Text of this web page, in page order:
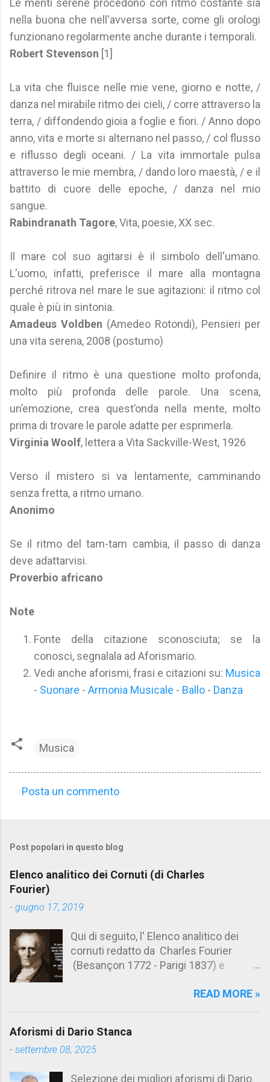
Le menti serene procedono con ritmo costante sia
nella buona che nell'avversa sorte, come gli orologi
funzionano regolarmente anche durante i temporali.
Robert Stevenson [1]
La vita che fluisce nelle mie vene, giorno e notte, /
danza nel mirabile ritmo dei cieli, / corre attraverso la
terra, / diffondendo gioia a foglie e fiori. / Anno dopo
anno, vita e morte si alternano nel passo, / col flusso
e riflusso degli oceani. / La vita immortale pulsa
attraverso le mie membra, / dando loro maestà, / e il
battito di cuore delle epoche, / danza nel mio
sangue.
Rabindranath Tagore, Vita, poesie, XX sec.
Il mare col suo agitarsi è il simbolo dell'umano.
L'uomo, infatti, preferisce il mare alla montagna
perché ritrova nel mare le sue agitazioni: il ritmo col
quale è più in sintonia.
Amadeus Voldben (Amedeo Rotondi), Pensieri per
una vita serena, 2008 (postumo)
Definire il ritmo è una questione molto profonda,
molto più profonda delle parole. Una scena,
un’emozione, crea quest’onda nella mente, molto
prima di trovare le parole adatte per esprimerla.
Virginia Woolf, lettera a Vita Sackville-West, 1926
Verso il mistero si va lentamente, camminando
senza fretta, a ritmo umano.
Anonimo
Se il ritmo del tam-tam cambia, il passo di danza
deve adattarvisi.
Proverbio africano
Note
Fonte della citazione sconosciuta; se la
conosci, segnalala ad Aforismario.
Vedi anche aforismi, frasi e citazioni su: Musica
- Suonare - Armonia Musicale - Ballo - Danza
Musica
m
e
n
t
Posta un commento
Post popolari in questo blog
Elenco analitico dei Cornuti (di Charles
Fourier)
- giugno 17, 2019
Qui di seguito, l' Elenco analitico dei
cornuti redatto da Charles Fourier
(Besançon 1772 - Parigi 1837) e
Aforismario trovi anche una raccolta di
cornuto pretenzioso: colui che ritiene
sua moglie tanto fortunata, per averlo
READ MORE »
Aforismi di Dario Stanca
- settembre 08, 2025
Selezione dei migliori aforismi di Dario